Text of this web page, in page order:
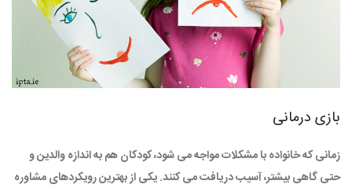
بازی درمانی
زمانی که خانواده با مشکلات مواجه می شود، کودکان هم به اندازه والدین و
حتی گاهی بیشتر، آسیب دریافت می کنند. یکی از بهترین رویکردهای مشاوره